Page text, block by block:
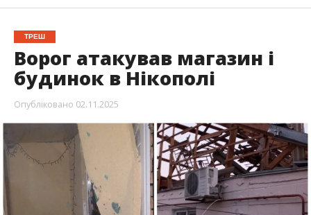
ТРЕШ
Ворог атакував магазин і
будинок в Нікополі
Опубліковано 02.11.2025